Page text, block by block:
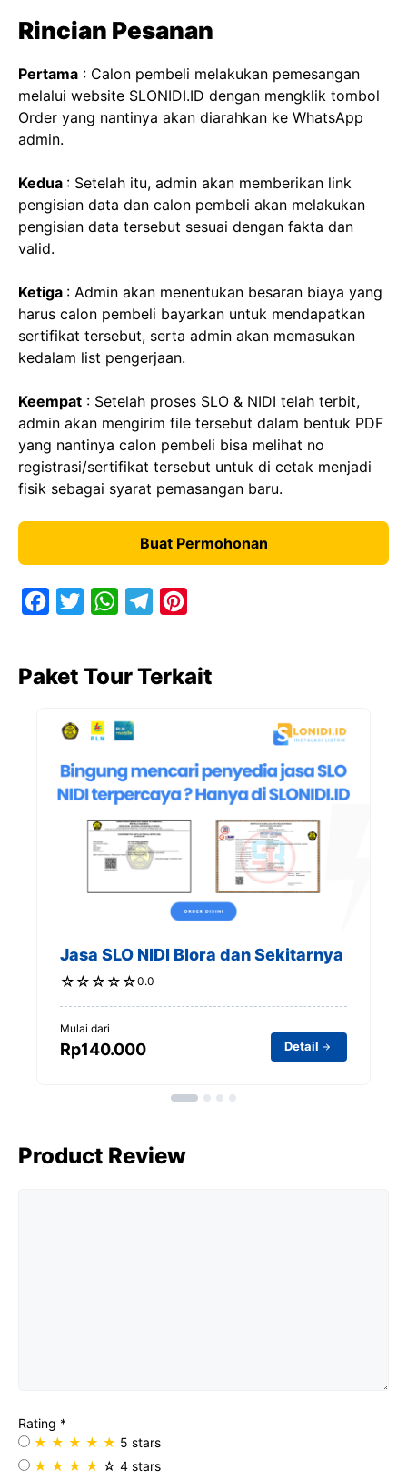
Rincian Pesanan
Pertama : Calon pembeli melakukan pemesangan
melalui website SLONIDI.ID dengan mengklik tombol
Order yang nantinya akan diarahkan ke WhatsApp
admin.
Kedua : Setelah itu, admin akan memberikan link
pengisian data dan calon pembeli akan melakukan
pengisian data tersebut sesuai dengan fakta dan
valid.
Ketiga : Admin akan menentukan besaran biaya yang
harus calon pembeli bayarkan untuk mendapatkan
sertifikat tersebut, serta admin akan memasukan
kedalam list pengerjaan.
Keempat : Setelah proses SLO & NIDI telah terbit,
admin akan mengirim file tersebut dalam bentuk PDF
yang nantinya calon pembeli bisa melihat no
registrasi/sertifikat tersebut untuk di cetak menjadi
fisik sebagai syarat pemasangan baru.
Buat Permohonan
e
e
r
W
t
A
p
p
e
a
m
t
e
s
t
Paket Tour Terkait
Jasa SLO NIDI Blora dan Sekitarnya
☆ ☆ ☆ ☆ ☆0.0
Mulai dari
Rp140.000 Detail
Product Review
Rating *
★ ★ ★ ★ ★ 5 stars
★ ★ ★ ★ ☆ 4 stars